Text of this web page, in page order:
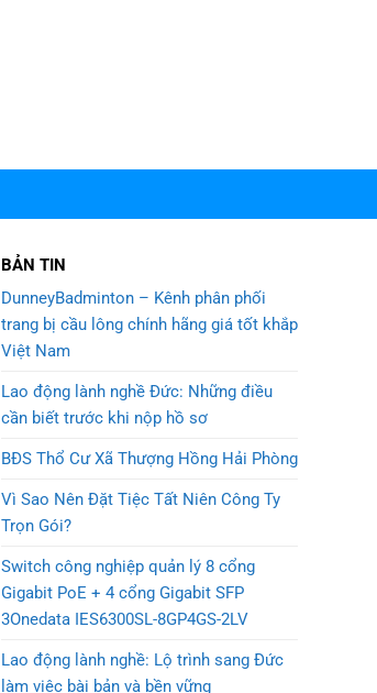
BẢN TIN
DunneyBadminton – Kênh phân phối
trang bị cầu lông chính hãng giá tốt khắp
Việt Nam
Lao động lành nghề Đức: Những điều
cần biết trước khi nộp hồ sơ
BĐS Thổ Cư Xã Thượng Hồng Hải Phòng
Vì Sao Nên Đặt Tiệc Tất Niên Công Ty
Trọn Gói?
Switch công nghiệp quản lý 8 cổng
Gigabit PoE + 4 cổng Gigabit SFP
3Onedata IES6300SL-8GP4GS-2LV
Lao động lành nghề: Lộ trình sang Đức
làm việc bài bản và bền vững